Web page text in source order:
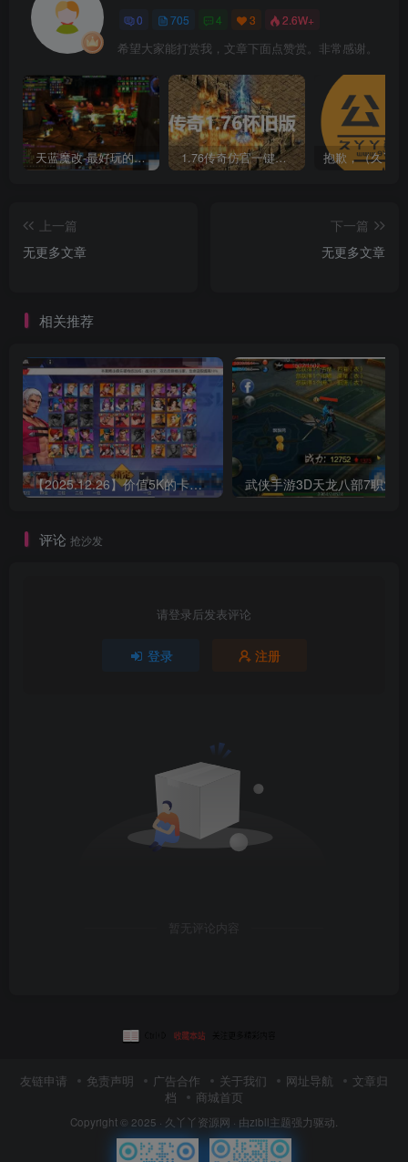
0 705 4 3 2.6W+
希望大家能打赏我，文章下面点赞赏。非常感谢。
天蓝魔改-最好玩的魔兽世界巫妖王V335精品单机端【最智能的机器人】 1.76传奇仿官一键启动无后台和辅助究极肝传奇
上一篇
无更多文章
下一篇
无更多文章
相关推荐
【2025.12.26】价值5K的卡牌手游【SNK拳皇全明星激斗版】双端+源码+GM后台+搭建教程
评论 抢沙发
请登录后发表评论
登录 注册
暂无评论内容
友链申请 免责声明 广告合作 关于我们 网址导航
文章归
档
商城首页
Copyright © 2025 · 久丫丫资源网 · 由zibll主题强力驱动.